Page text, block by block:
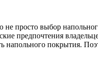
просто выбор
предпочтения
напольного покрытия.